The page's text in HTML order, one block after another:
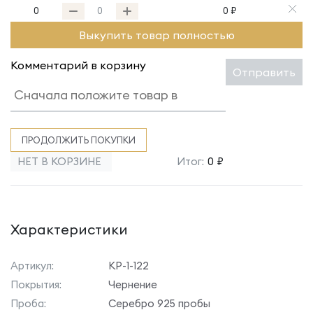
0 0 ₽
Выкупить товар полностью
Комментарий в корзину Отправить
ПРОДОЛЖИТЬ ПОКУПКИ
НЕТ В КОРЗИНЕ Итог: 0 ₽
Характеристики
Артикул:
КР-1-122
Покрытия:
Чернение
Проба:
Серебро 925 пробы